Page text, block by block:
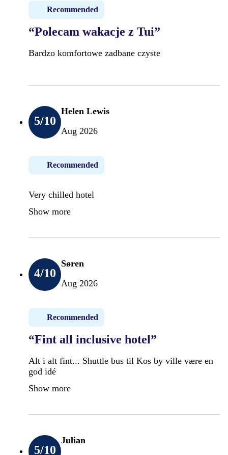
Recommended
“Polecam wakacje z Tui”
Bardzo komfortowe zadbane czyste
5/10
Helen Lewis
Aug 2026
Recommended
Very chilled hotel
Show more
4/10
Søren
Aug 2026
Recommended
“Fint all inclusive hotel”
Alt i alt fint... Shuttle bus til Kos by ville være en
god idé
Show more
5/10
Julian